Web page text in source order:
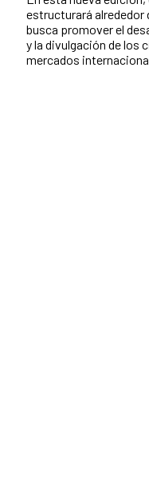
estructurará alrededor
busca promover el
y la divulgación de los
mercados